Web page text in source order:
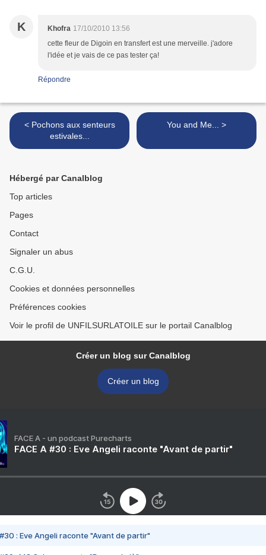
K Khofra 17/10/2010 13:56
cette fleur de Digoin en transfert est une merveille. j'adore
l'idée et je vais de ce pas tester ça!
Répondre
< Pochons aux senteurs
estivales...
You and Me... >
Hébergé par Canalblog
Top articles
Pages
Contact
Signaler un abus
C.G.U.
Cookies et données personnelles
Préférences cookies
Voir le profil de UNFILSURLATOILE sur le portail Canalblog
Créer un blog sur Canalblog
Créer un blog
FACE A - un podcast Purecharts
FACE A #30 : Eve Angeli raconte "Avant de partir"
#30 : Eve Angeli raconte "Avant de partir"